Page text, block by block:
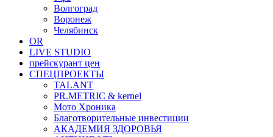
Волгоград
Воронеж
Челябинск
OR
LIVE STUDIO
прейскурант цен
СПЕЦПРОЕКТЫ
TALANT
PR.METRIC & kernel
Мото Хроника
Благотворительные инвестиции
АКАДЕМИЯ ЗДОРОВЬЯ